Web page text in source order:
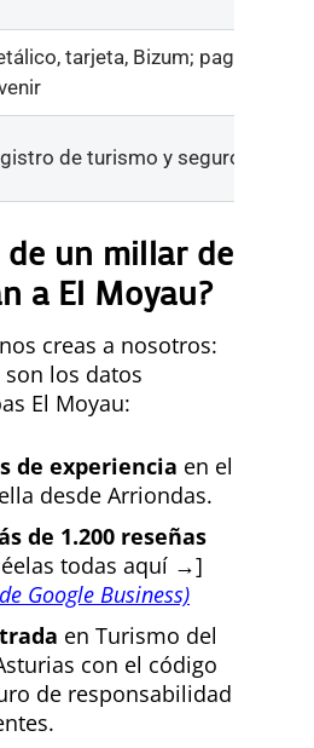
tarjeta, Bizum; pagar
de turismo y seguros
de un millar de
a El Moyau?
creas a nosotros:
los datos
El Moyau:
de experiencia en el
desde Arriondas.
de 1.200 reseñas
todas aquí →]
Google Business)
en Turismo del
con el código
de responsabilidad